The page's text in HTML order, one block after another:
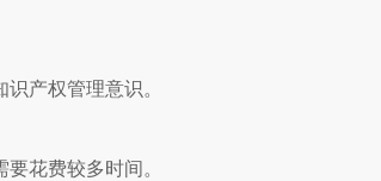
产权管理意识。
花费较多时间。